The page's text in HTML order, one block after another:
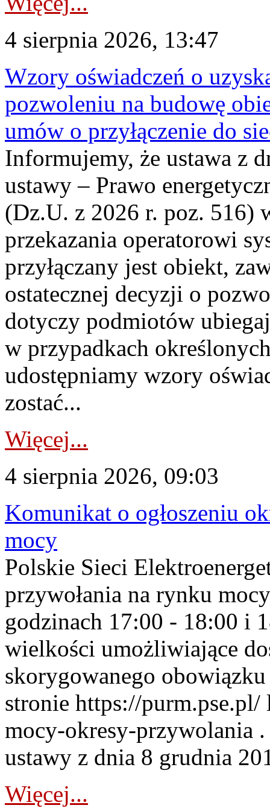
4 sierpnia 2026, 13:47
Wzory oświadczeń o
pozwoleniu na budowę
umów o przyłączenie do
Informujemy, że ustawa z
ustawy – Prawo
(Dz.U. z 2026 r. poz. 516)
przekazania operatorowi
przyłączany jest obiekt,
ostatecznej decyzji o
dotyczy podmiotów
w przypadkach
udostępniamy wzory
zostać...
Więcej...
4 sierpnia 2026, 09:03
Komunikat o ogłoszeniu
mocy
Polskie Sieci
przywołania na rynku
godzinach 17:00 - 18:00 i
wielkości umożliwiające
skorygowanego
stronie https://
mocy-okresy-przywolania
ustawy z dnia 8 grudnia
Więcej...